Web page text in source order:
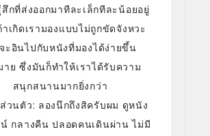
กที่ส่งออกมาทีละเล็กทีละน้อยอยู่
เกิดเรามองแบบไม่ถูกขัดจังหวะ
ะอินไปกับหนังที่มองได้ง่ายขึ้น
าย ซึ่งมันก็ทำให้เราได้รับความ
สนุกสนานมากยิ่งกว่า
วนตัว: ลองนึกถึงสิครับผม ดูหนัง
กลางคืน ปลอดคนเดินผ่าน ไม่มี